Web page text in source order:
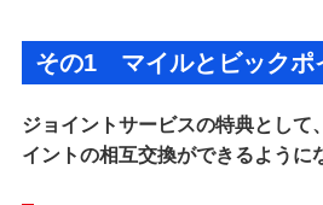
その1 マイルとビックポ
ジョイントサービスの特典とし
イントの相互交換ができるように